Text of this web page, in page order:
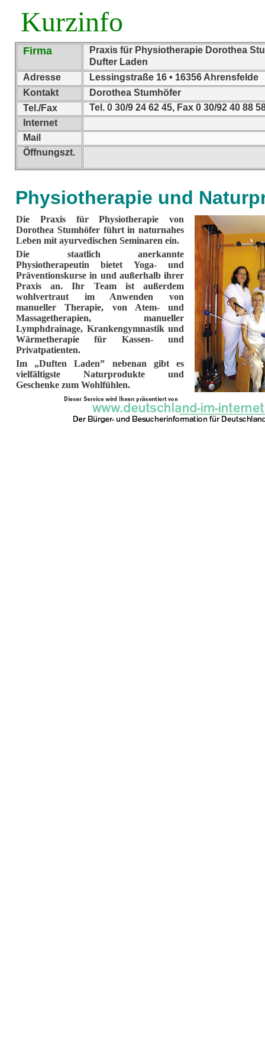
Kurzinfo
Firma
Praxis für Physiotherapie Dorothea
Dufter Laden
Adresse
Lessingstraße 16 • 16356 Ahrensfelde
Kontakt
Dorothea Stumhöfer
Tel./Fax
Tel. 0 30/9 24 62 45, Fax 0 30/92 40 88
Internet
Mail
Öffnungszt.
Physiotherapie und
Die Praxis für Physiotherapie von
Dorothea Stumhöfer führt in naturnahes
Leben mit ayurvedischen Seminaren ein.
Die staatlich anerkannte
Physiotherapeutin bietet Yoga- und
Präventionskurse in und außerhalb ihrer
Praxis an. Ihr Team ist außerdem
wohlvertraut im Anwenden von
manueller Therapie, von Atem- und
Massagetherapien, manueller
Lymphdrainage, Krankengymnastik und
Wärmetherapie für Kassen- und
Privatpatienten.
Im „Duften Laden” nebenan gibt es
vielfältigste Naturprodukte und
Geschenke zum Wohlfühlen.